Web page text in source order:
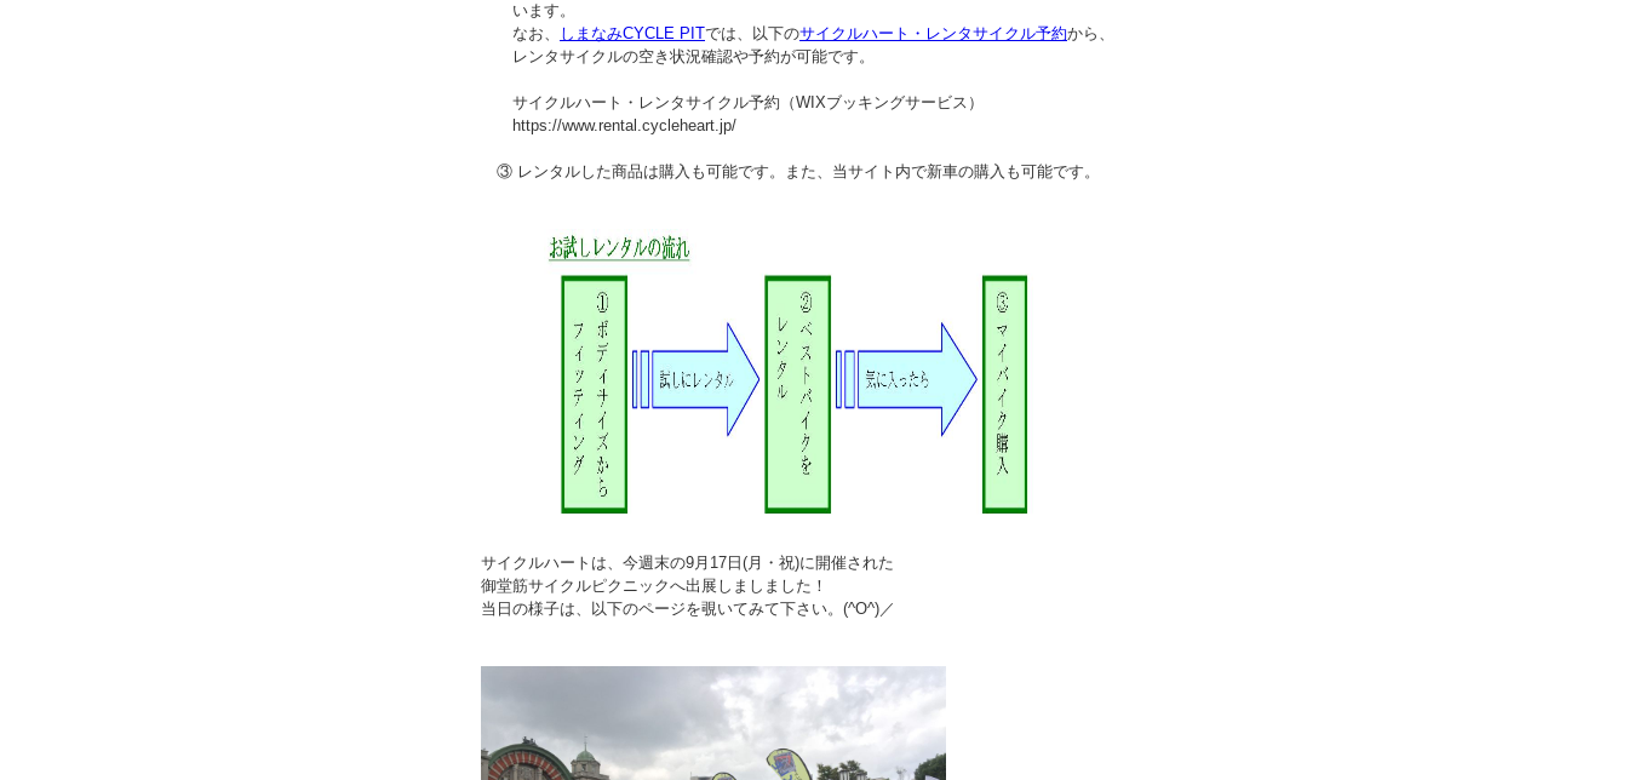
います。
なお、
しまなみCYCLE PITでは、以下のサイクルハート・レンタサイクル予約から、
レンタサイクルの空き状況確認や予約が可能です。
サイクルハート・レンタサイクル予約（WIXブッキングサービス）
https://www.rental.cycleheart.jp/
③ レンタルした商品は購入も可能です。また、当サイト内で新車の購入も可能です。
サイクルハートは、今週末の9月17日(月・祝)に開催された
御堂筋サイクルピクニックへ出展しましました！
当日の様子は、以下のページを覗いてみて下さい。(^O^)／